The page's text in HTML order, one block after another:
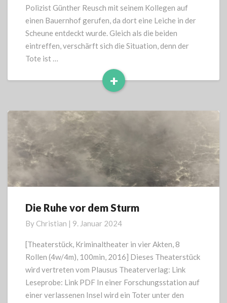
Polizist Günther Reusch mit seinem Kollegen auf
einen Bauernhof gerufen, da dort eine Leiche in der
Scheune entdeckt wurde. Gleich als die beiden
eintreffen, verschärft sich die Situation, denn der
Tote ist …
+
Read
Die
vor
dem
Sturm
Die Ruhe vor dem Sturm
By Christian | 9. Januar 2024
[Theaterstück, Kriminaltheater in vier Akten, 8
Rollen (4w/4m), 100min, 2016] Dieses Theaterstück
wird vertreten vom Plausus Theaterverlag: Link
Leseprobe: Link PDF In einer Forschungsstation auf
einer verlassenen Insel wird ein Toter unter den